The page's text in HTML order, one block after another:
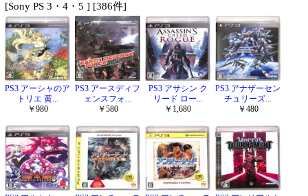
[Sony PS 3・4・5 ] [386件]
PS3 アーシャのア
トリエ 黄...
￥980
PS3 アースディフ
ェンスフォ...
￥580
PS3 アサシン ク
リード ロー...
￥1,680
PS3 アナザーセン
チュリーズ...
￥480